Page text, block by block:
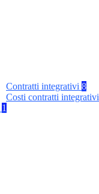
Contratti integrativi 8
Costi contratti integrativi
1